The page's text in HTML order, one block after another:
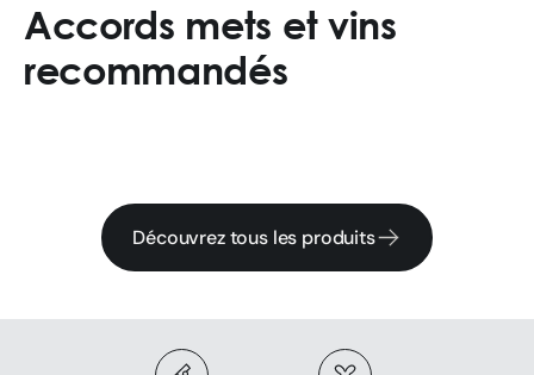
Accords mets et vins
recommandés
Découvrez tous les produits